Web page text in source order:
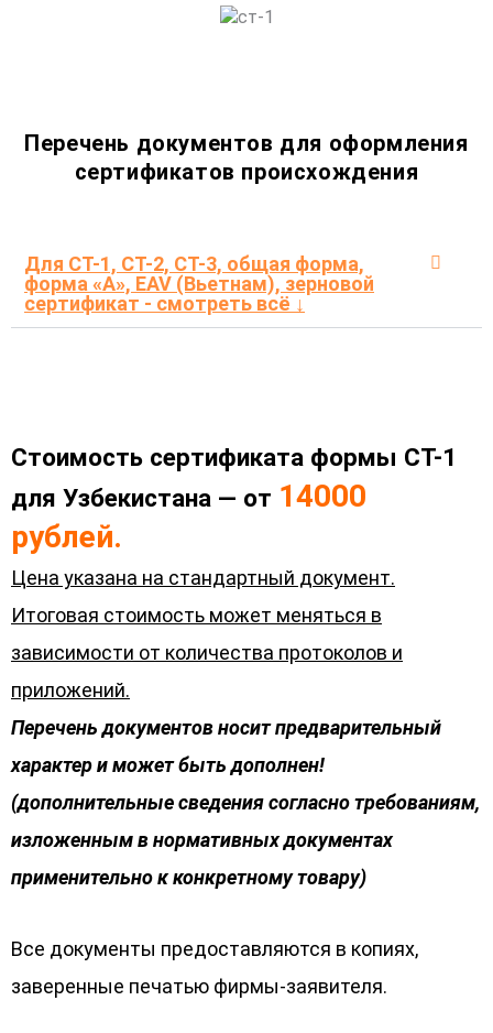
Перечень документов для оформления
сертификатов происхождения
Для СТ-1, СТ-2, СТ-3, общая форма,
форма «А», EAV (Вьетнам), зерновой
сертификат - смотреть всё ↓
Стоимость сертификата формы СТ-1
для Узбекистана — от 14000
рублей.
Цена указана на стандартный документ.
Итоговая стоимость может меняться в
зависимости от количества протоколов и
приложений.
Перечень документов носит предварительный
характер и может быть дополнен!
(дополнительные сведения согласно требованиям,
изложенным в нормативных документах
применительно к конкретному товару)
Все документы предоставляются в копиях,
заверенные печатью фирмы-заявителя.